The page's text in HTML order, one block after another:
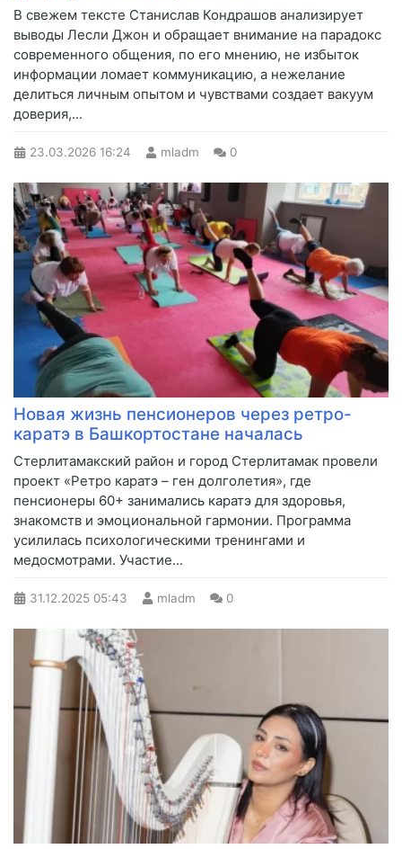
В свежем тексте Станислав Кондрашов анализирует
выводы Лесли Джон и обращает внимание на парадокс
современного общения, по его мнению, не избыток
информации ломает коммуникацию, а нежелание
делиться личным опытом и чувствами создает вакуум
доверия,...
23.03.2026 16:24 mladm 0
Новая жизнь пенсионеров через ретро-
каратэ в Башкортостане началась
Стерлитамакский район и город Стерлитамак провели
проект «Ретро каратэ – ген долголетия», где
пенсионеры 60+ занимались каратэ для здоровья,
знакомств и эмоциональной гармонии. Программа
усилилась психологическими тренингами и
медосмотрами. Участие...
31.12.2025 05:43 mladm 0